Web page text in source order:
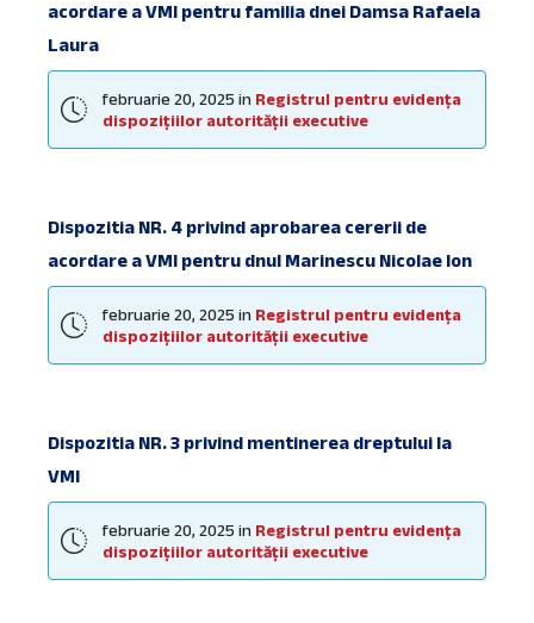
acordare a VMI pentru familia dnei Damsa Rafaela
Laura
februarie 20, 2025 in Registrul pentru evidența
dispozițiilor autorității executive
Dispozitia NR. 4 privind aprobarea cererii de
acordare a VMI pentru dnul Marinescu Nicolae Ion
februarie 20, 2025 in Registrul pentru evidența
dispozițiilor autorității executive
Dispozitia NR. 3 privind mentinerea dreptului la
VMI
februarie 20, 2025 in Registrul pentru evidența
dispozițiilor autorității executive